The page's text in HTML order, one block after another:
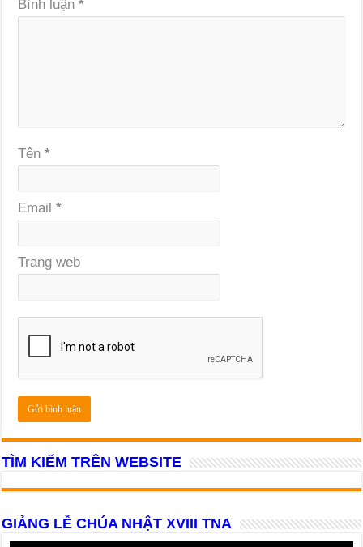
Bình luận*
Tên*
Email*
Trang web
TÌM KIẾM TRÊN WEBSITE
GIẢNG LỄ CHÚA NHẬT XVIII TNA